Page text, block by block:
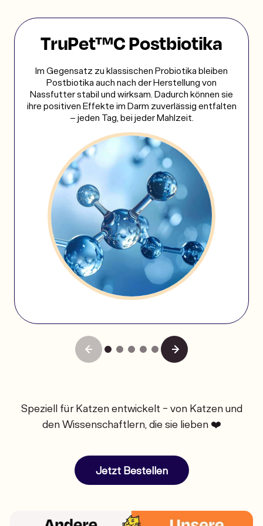
TruPet™C Postbiotika
Im Gegensatz zu klassischen Probiotika bleiben
Postbiotika auch nach der Herstellung von
Nassfutter stabil und wirksam. Dadurch können sie
ihre positiven Effekte im Darm zuverlässig entfalten
– jeden Tag, bei jeder Mahlzeit.
Speziell für Katzen entwickelt - von Katzen und
den Wissenschaftlern, die sie lieben ❤️
Jetzt Bestellen